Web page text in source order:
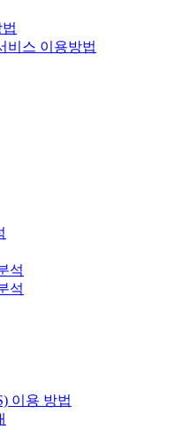
비스 이용방법
석
석
이용 방법